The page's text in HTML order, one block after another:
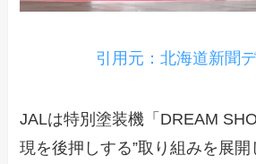
引用元：北海道新聞
JALは特別塗装機「DREAM
現を後押しする”取り組みを展開